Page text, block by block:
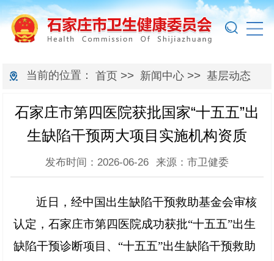
当前的位置： 首页>> 新闻中心>> 基层动态
石家庄市第四医院获批国家“十五五”出
生缺陷干预两大项目实施机构资质
发布时间：2026-06-26 来源：市卫健委
近日，经中国出生缺陷干预救助基金会审核
认定，石家庄市第四医院成功获批“十五五”出生
缺陷干预诊断项目、“十五五”出生缺陷干预救助